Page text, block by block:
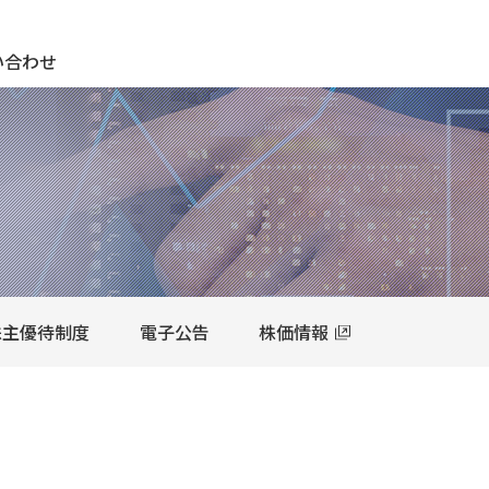
わせ
優待制度 電子公告 株価情報